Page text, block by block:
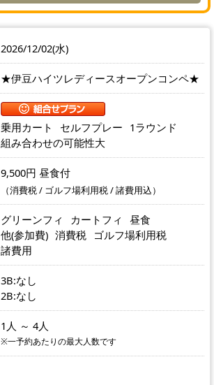
2026/12/02(水)
★伊豆ハイツレディースオープンコンペ★
乗用カート セルフプレー 1ラウンド
組み合わせの可能性大
9,500円 昼食付
（消費税 / ゴルフ場利用税 / 諸費用込）
グリーンフィ カートフィ
昼食
他(参加費) 消費税 ゴルフ場利用税
諸費用
3B:なし
2B:なし
1人 ～ 4人
※一予約あたりの最大人数です